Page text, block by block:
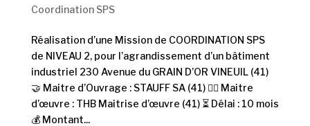
Coordination SPS
Réalisation d’une Mission de COORDINATION SPS
de NIVEAU 2, pour l’agrandissement d’un bâtiment
industriel 230 Avenue du GRAIN D’OR VINEUIL (41)
🤝 Maitre d’Ouvrage : STAUFF SA (41) 👷‍♂️ Maitre
d’œuvre : THB Maitrise d’œuvre (41) ⏳ Délai : 10 mois
💰 Montant...